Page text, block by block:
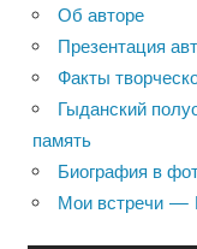
Об авторе
Презентация
Факты
Гыданский
память
Биография в
Мои встречи —